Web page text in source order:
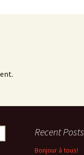
Recent Posts
Bonjour à tous!